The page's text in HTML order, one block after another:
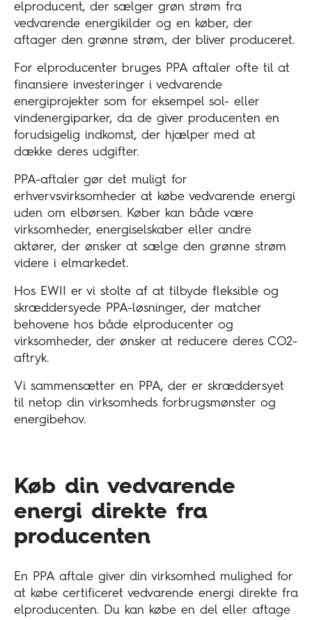
elproducent, der sælger grøn strøm fra
vedvarende energikilder og en køber, der
aftager den grønne strøm, der bliver produceret.
For elproducenter bruges PPA aftaler ofte til at
finansiere investeringer i vedvarende
energiprojekter som for eksempel sol- eller
vindenergiparker, da de giver producenten en
forudsigelig indkomst, der hjælper med at
dække deres udgifter.
PPA-aftaler gør det muligt for
erhvervsvirksomheder at købe vedvarende energi
uden om elbørsen. Køber kan både være
virksomheder, energiselskaber eller andre
aktører, der ønsker at sælge den grønne strøm
videre i elmarkedet.
Hos EWII er vi stolte af at tilbyde fleksible og
skræddersyede PPA-løsninger, der matcher
behovene hos både elproducenter og
virksomheder, der ønsker at reducere deres CO2-
aftryk.
Vi sammensætter en PPA, der er skræddersyet
til netop din virksomheds forbrugsmønster og
energibehov.
Køb din vedvarende
energi direkte fra
producenten
En PPA aftale giver din virksomhed mulighed for
at købe certificeret vedvarende energi direkte fra
elproducenten. Du kan købe en del eller aftage